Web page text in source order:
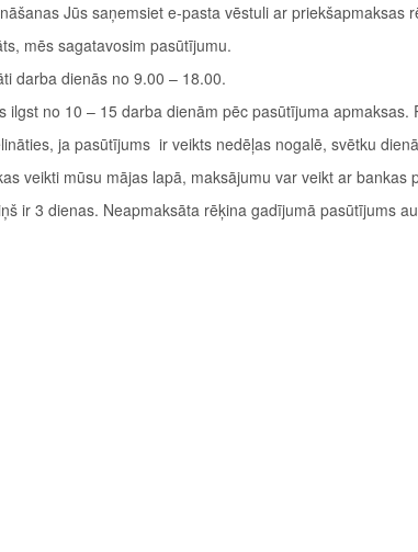
Jūs saņemsiet e-pasta vēstuli ar priekšapmaksas
mēs sagatavosim pasūtījumu.
darba dienās no 9.00 – 18.00.
ilgst no 10 – 15 darba dienām pēc pasūtījuma
ja pasūtījums ir veikts nedēļas nogalē, svētku
veikti mūsu mājas lapā, maksājumu var veikt ar bankas
ir 3 dienas. Neapmaksāta rēķina gadījumā pasūtījums